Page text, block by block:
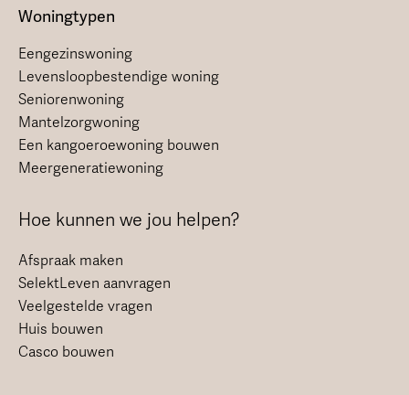
Woningtypen
Eengezinswoning
Levensloopbestendige woning
Seniorenwoning
Mantelzorgwoning
Een kangoeroewoning bouwen
Meergeneratiewoning
Hoe kunnen we jou helpen?
Afspraak maken
SelektLeven aanvragen
Veelgestelde vragen
Huis bouwen
Casco bouwen